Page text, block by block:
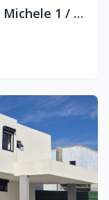
Vendo apartamento en Laura Michele 1 / Pueblo Bavaro.